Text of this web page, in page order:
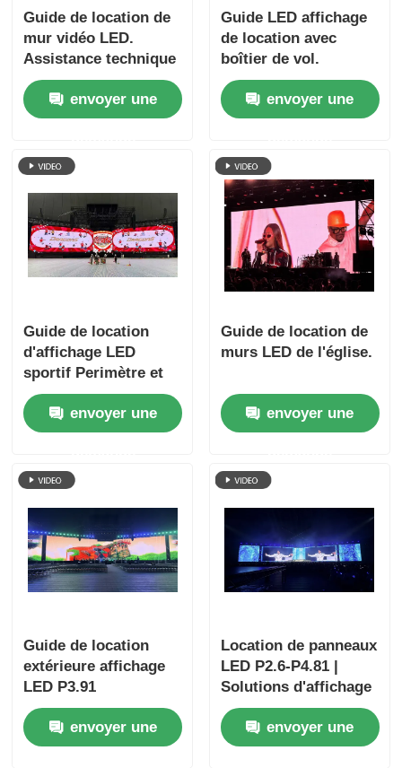
Guide de location de
mur vidéo LED.
Assistance technique
gratuite et expédition
mondialeenvoyer une
Guide LED affichage
de location avec
boîtier de vol.
envoyer une
Guide de location
d'affichage LED
sportif Perimètre et
tableau de bord du
stade envoyer une
Guide de location de
murs LED de l'église.
envoyer une
Guide de location
extérieure affichage
LED P3.91
envoyer une
Location de panneaux
LED P2.6-P4.81 |
Solutions d'affichage
événementiel
envoyer une